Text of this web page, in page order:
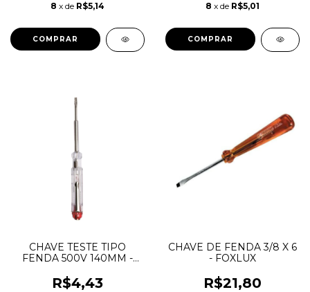
8 x de R$5,14 8 x de R$5,01
CHAVE TESTE TIPO
FENDA 500V 140MM -
R$4,43
CHAVE DE FENDA 3/8 X 6
- FOXLUX
R$21,80